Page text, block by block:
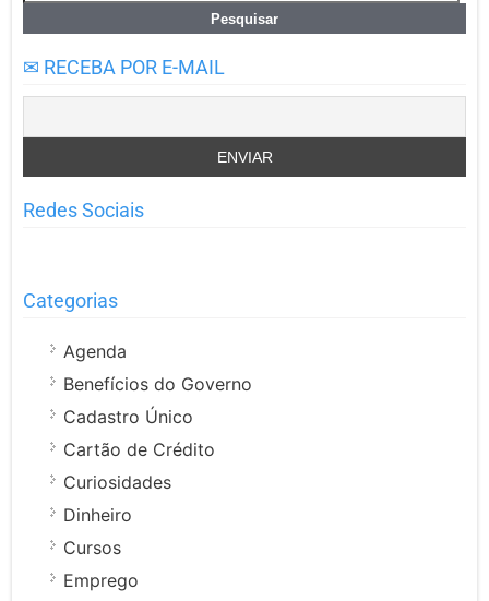
por:
✉ RECEBA POR E-MAIL
Redes Sociais
Categorias
Agenda
Benefícios do Governo
Cadastro Único
Cartão de Crédito
Curiosidades
Dinheiro
Cursos
Emprego